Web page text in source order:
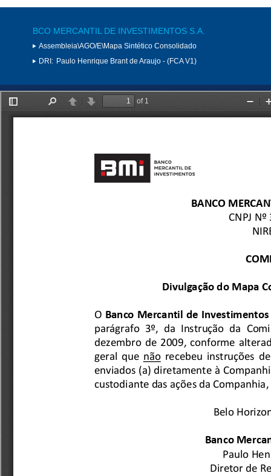
BCO MERCANTIL DE INVESTIMENTOS S.A.
Assembleia\AGO/E\Mapa Sintético Consolidado
DRI: Paulo Henrique Brant de Araujo - (FCA V1)